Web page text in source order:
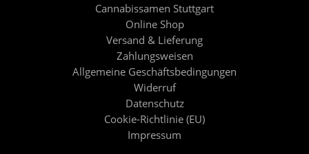
Cannabissamen Stuttgart
Online Shop
Versand & Lieferung
Zahlungsweisen
Allgemeine Geschäftsbedingungen
Widerruf
Datenschutz
Cookie-Richtlinie (EU)
Impressum